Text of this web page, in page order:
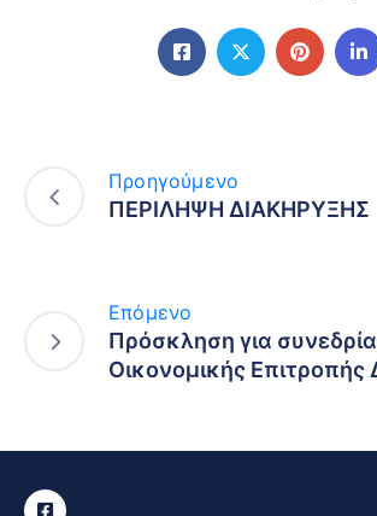
Προηγούμενο
ΠΕΡΙΛΗΨΗ ΔΙΑΚΗΡΥΞΗΣ
Επόμενο
Πρόσκληση για
Οικονομικής